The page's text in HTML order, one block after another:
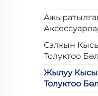
Салкын
Толуктоо
Жылуу
Толуктоо